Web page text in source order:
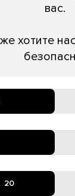
вас.
хотите
20